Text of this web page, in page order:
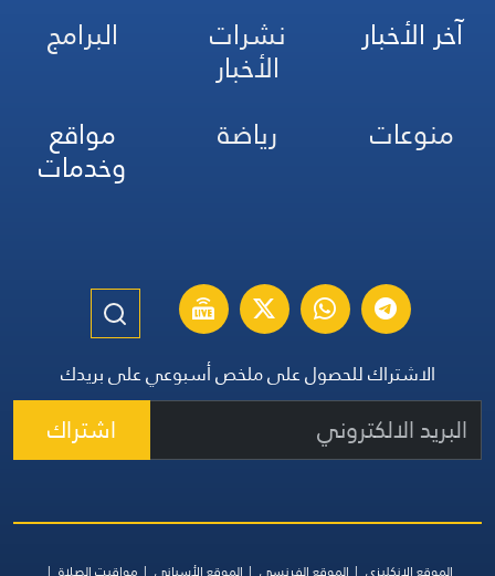
آخر الأخبار نشرات
الأخبار
البرامج
منوعات
رياضة مواقع
وخدمات
الاشتراك للحصول على ملخص أسبوعي على بريدك
اشتراك
الموقع الإنكليزي الموقع الفرنسي الموقع الأسباني مواقيت الصلاة